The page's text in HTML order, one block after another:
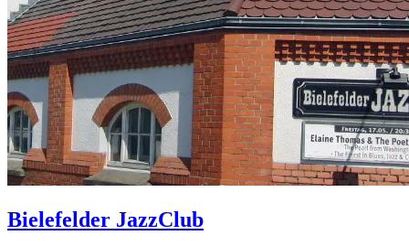
Bielefelder JazzClub